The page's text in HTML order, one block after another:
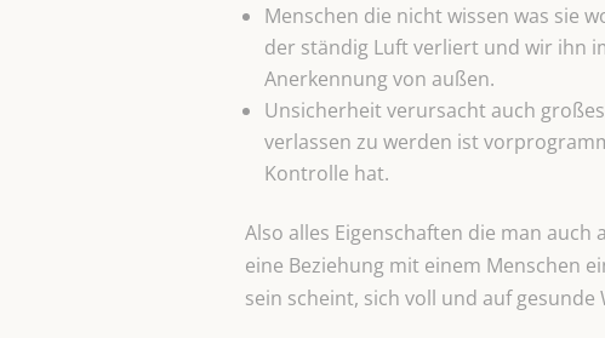
Menschen die nicht wissen was sie
der ständig Luft verliert und wir ihn
Anerkennung von außen.
Unsicherheit verursacht auch
verlassen zu werden ist
Kontrolle hat.
Also alles Eigenschaften die man
eine Beziehung mit einem Menschen
sein scheint, sich voll und auf